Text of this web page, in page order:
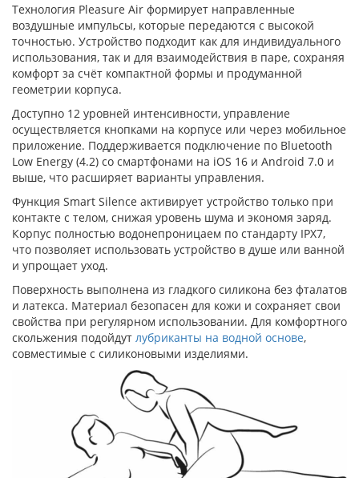
Технология Pleasure Air формирует направленные
воздушные импульсы, которые передаются с высокой
точностью. Устройство подходит как для индивидуального
использования, так и для взаимодействия в паре, сохраняя
комфорт за счёт компактной формы и продуманной
геометрии корпуса.
Доступно 12 уровней интенсивности, управление
осуществляется кнопками на корпусе или через мобильное
приложение. Поддерживается подключение по Bluetooth
Low Energy (4.2) со смартфонами на iOS 16 и Android 7.0 и
выше, что расширяет варианты управления.
Функция Smart Silence активирует устройство только при
контакте с телом, снижая уровень шума и экономя заряд.
Корпус полностью водонепроницаем по стандарту IPX7,
что позволяет использовать устройство в душе или ванной
и упрощает уход.
Поверхность выполнена из гладкого силикона без фталатов
и латекса. Материал безопасен для кожи и сохраняет свои
свойства при регулярном использовании. Для комфортного
скольжения подойдут лубриканты на водной основе,
совместимые с силиконовыми изделиями.